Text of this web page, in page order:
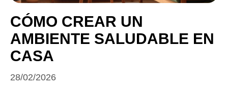
CÓMO CREAR UN
AMBIENTE SALUDABLE EN
CASA
28/02/2026